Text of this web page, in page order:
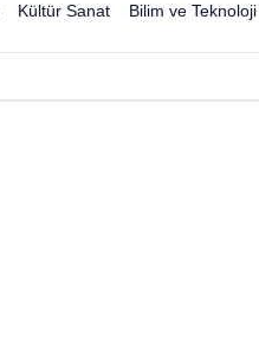
Kültür Sanat Bilim ve Teknoloji